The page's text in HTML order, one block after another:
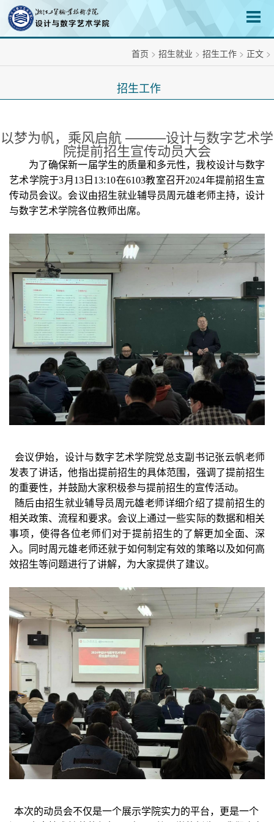
首页 > 招生就业 > 招生工作 > 正文 >
招生工作
以梦为帆，乘风启航 ———设计与数字艺术学
院提前招生宣传动员大会
为了确保新一届学生的质量和多元性，我校设计与数字
艺术学院于3月13日13:10在6103教室召开2024年提前招生宣
传动员会议。会议由招生就业辅导员周元雄老师主持，设计
与数字艺术学院各位教师出席。
会议伊始，设计与数字艺术学院党总支副书记张云帆老师
发表了讲话，他指出提前招生的具体范围，强调了提前招生
的重要性，并鼓励大家积极参与提前招生的宣传活动。
随后由招生就业辅导员周元雄老师详细介绍了提前招生的
相关政策、流程和要求。会议上通过一些实际的数据和相关
事项，使得各位老师们对于提前招生的了解更加全面、深
入。同时周元雄老师还就于如何制定有效的策略以及如何高
效招生等问题进行了讲解，为大家提供了建议。
本次的动员会不仅是一个展示学院实力的平台，更是一个